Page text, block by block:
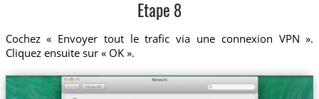
Etape 8
Cochez « Envoyer tout le trafic via une connexion VPN ».
Cliquez ensuite sur « OK ».